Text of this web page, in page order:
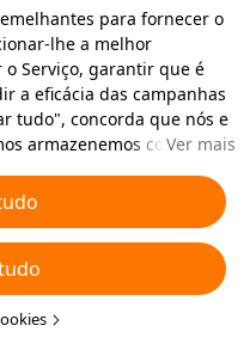
para fornecer o
lhe a melhor
Serviço, garantir que é
a eficácia das campanhas
tudo", concorda que nós e
armazenemos cookies e
todos" os cookies não
que pretende
cookies" abaixo
de privacidade.
a nossaPolítica relativa
.
Ver mais